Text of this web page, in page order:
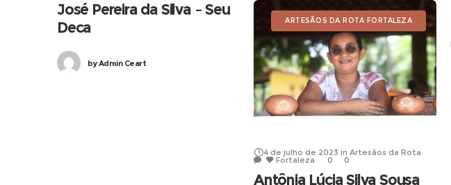
José Pereira da Silva – Seu
Deca
byAdmin Ceart
ARTESÃOS DA ROTA FORTALEZA
4 de julho de 2023 in Artesãos da Rota
Fortaleza 0 0
Antônia Lúcia Silva Sousa